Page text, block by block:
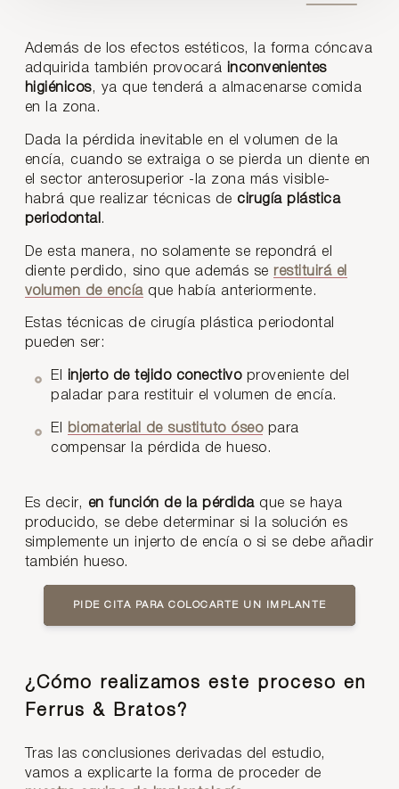
Además de los efectos estéticos, la forma cóncava
adquirida también provocará inconvenientes
higiénicos, ya que tenderá a almacenarse comida
en la zona.
Dada la pérdida inevitable en el volumen de la
encía, cuando se extraiga o se pierda un diente en
el sector anterosuperior -la zona más visible-
habrá que realizar técnicas de cirugía plástica
periodontal .
De esta manera, no solamente se repondrá el
diente perdido, sino que además se restituirá el
volumen de encíaque había anteriormente.
Estas técnicas de cirugía plástica periodontal
pueden ser:
El injerto de tejido conectivoproveniente del
paladar para restituir el volumen de encía.
El biomaterial de sustituto óseopara
compensar la pérdida de hueso.
Es decir, en función de la pérdidaque se haya
producido, se debe determinar si la solución es
simplemente un injerto de encía o si se debe añadir
también hueso.
PIDE CITA PARA COLOCARTE UN IMPLANTE
¿Cómo realizamos este proceso en
Ferrus & Bratos?
Tras las conclusiones derivadas del estudio,
vamos a explicarte la forma de proceder de